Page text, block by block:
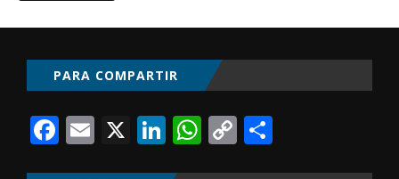
PARA COMPARTIR
Facebook
Email
X LinkedIn
WhatsApp
Copy